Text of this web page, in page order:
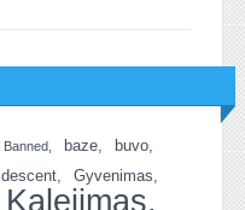
Banned baze buvo
descent Gyvenimas
Kalejimas